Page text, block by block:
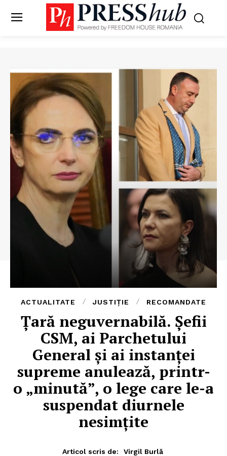
ACTUALITATE JUSTIȚIE RECOMANDATE
Țară neguvernabilă. Șefii
CSM, ai Parchetului
General și ai instanței
supreme anulează, printr-
o „minută”, o lege care le-a
suspendat diurnele
nesimțite
Articol scris de:
Virgil Burlă